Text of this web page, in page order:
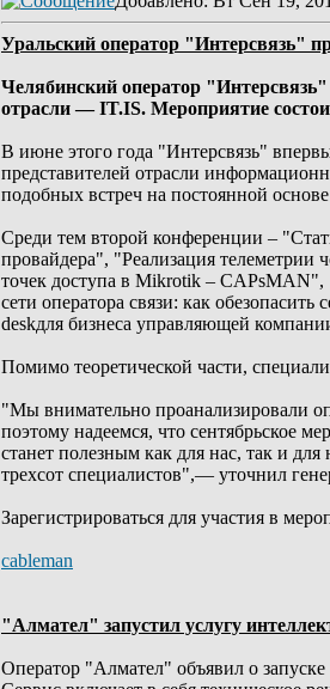
Уральский оператор "Интерсвязь"
Челябинский оператор
отрасли — IT.IS. Мероприятие
В июне этого года "Интерсвязь"
представителей отрасли
подобных встреч на постоянной
Среди тем второй конференции –
провайдера", "Реализация
точек доступа в Mikrotik – CAPsMAN",
сети оператора связи: как
deskдля бизнеса управляющей
Помимо теоретической части,
"Мы внимательно проанализировали
поэтому надеемся, что сентябрьское
станет полезным как для нас, так и
трехсот специалистов",— уточнил
Зарегистрироваться для участия в
cableman
"Алмател" запустил услугу
Оператор "Алмател" объявил о запуске